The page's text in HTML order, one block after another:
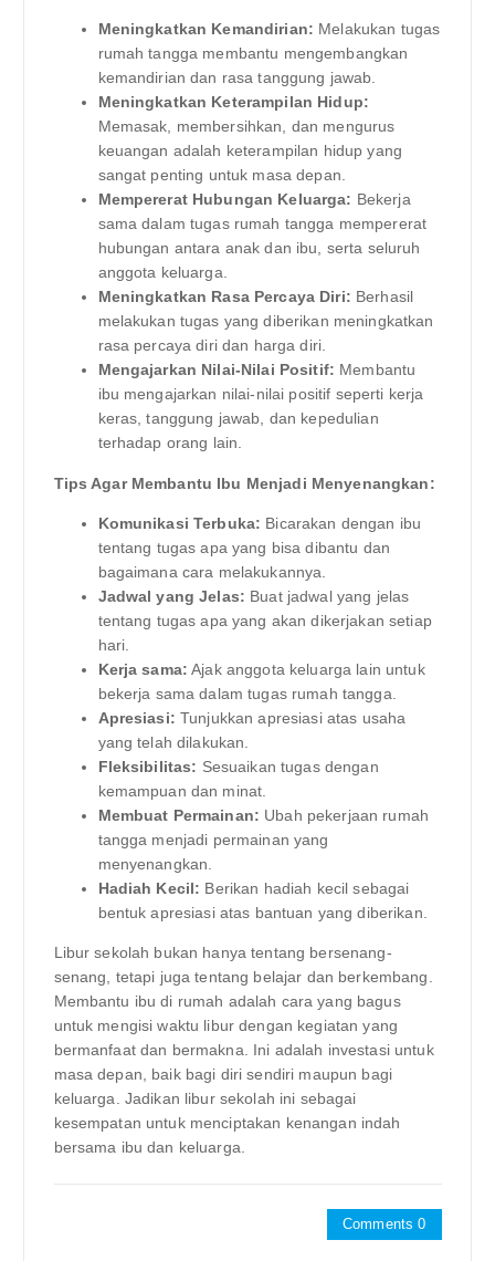
Meningkatkan Kemandirian: Melakukan tugas
rumah tangga membantu mengembangkan
kemandirian dan rasa tanggung jawab.
Meningkatkan Keterampilan Hidup:
Memasak, membersihkan, dan mengurus
keuangan adalah keterampilan hidup yang
sangat penting untuk masa depan.
Mempererat Hubungan Keluarga: Bekerja
sama dalam tugas rumah tangga mempererat
hubungan antara anak dan ibu, serta seluruh
anggota keluarga.
Meningkatkan Rasa Percaya Diri: Berhasil
melakukan tugas yang diberikan meningkatkan
rasa percaya diri dan harga diri.
Mengajarkan Nilai-Nilai Positif: Membantu
ibu mengajarkan nilai-nilai positif seperti kerja
keras, tanggung jawab, dan kepedulian
terhadap orang lain.
Tips Agar Membantu Ibu Menjadi Menyenangkan:
Komunikasi Terbuka: Bicarakan dengan ibu
tentang tugas apa yang bisa dibantu dan
bagaimana cara melakukannya.
Jadwal yang Jelas: Buat jadwal yang jelas
tentang tugas apa yang akan dikerjakan setiap
hari.
Kerja sama: Ajak anggota keluarga lain untuk
bekerja sama dalam tugas rumah tangga.
Apresiasi: Tunjukkan apresiasi atas usaha
yang telah dilakukan.
Fleksibilitas: Sesuaikan tugas dengan
kemampuan dan minat.
Membuat Permainan: Ubah pekerjaan rumah
tangga menjadi permainan yang
menyenangkan.
Hadiah Kecil: Berikan hadiah kecil sebagai
bentuk apresiasi atas bantuan yang diberikan.
Libur sekolah bukan hanya tentang bersenang-
senang, tetapi juga tentang belajar dan berkembang.
Membantu ibu di rumah adalah cara yang bagus
untuk mengisi waktu libur dengan kegiatan yang
bermanfaat dan bermakna. Ini adalah investasi untuk
masa depan, baik bagi diri sendiri maupun bagi
keluarga. Jadikan libur sekolah ini sebagai
kesempatan untuk menciptakan kenangan indah
bersama ibu dan keluarga.
Comments 0